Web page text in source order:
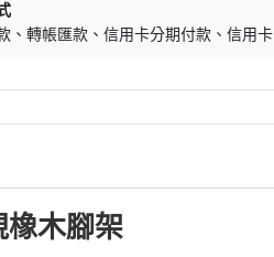
轉帳匯款 信用卡分期付款 信用卡
橡木腳架